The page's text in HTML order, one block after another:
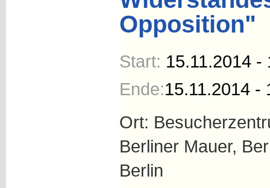
Opposition"
Start: 15.11.2014 -
Ende:15.11.2014 -
Ort:
Berliner Mauer,
Berlin